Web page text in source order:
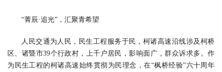
“菁辰·追光”，汇聚青希望
人民交通为人民，民生工程服务于民，柯诸高速沿线涉及柯桥
区、诸暨市39个行政村，上千户居民，影响面广，群众诉求多。作
为民生工程的柯诸高速始终贯彻为民理念，在“枫桥经验”六十周年